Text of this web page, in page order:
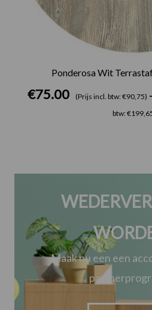
Ponderosa Wit
€75.00 (Prijs incl. btw: €90,75) -
btw:
Maak nu een een